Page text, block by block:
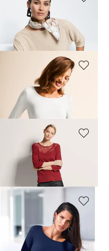
MADELEINE
Shirt mit Fledermaus-Ärmeln
79,95 €99,95 €
MADELEINE
Shirt mit U-Boot-Ausschnitt
59,95 €
+2 Farbe
MADELEINE
Rundhals-Shirt mit Spitze
79,95 €
Shirt mit U-Boot-Ausschnitt
59,95 €
+2 Farbe